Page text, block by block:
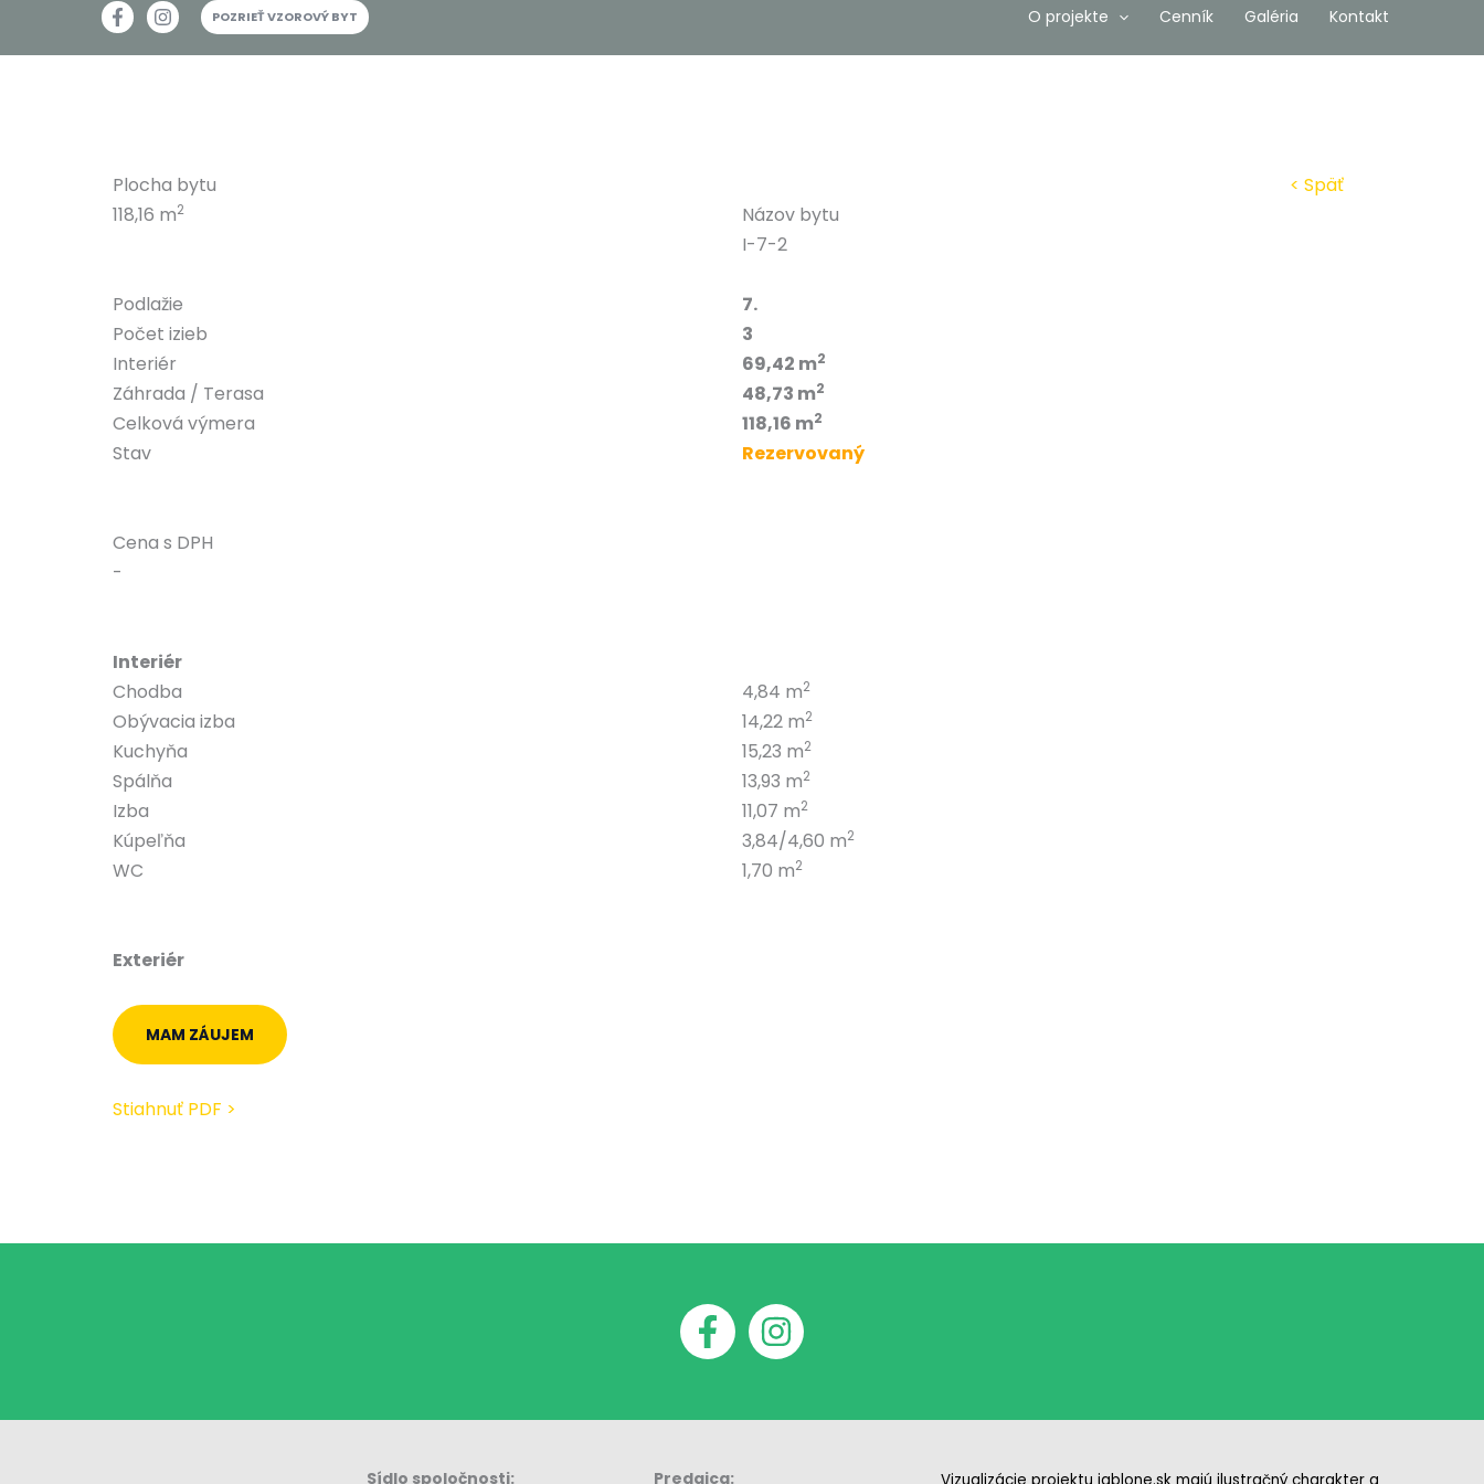
POZRIEŤ VZOROVÝ BYT O projekte Cenník Galéria Kontakt
< Späť
Plocha bytu
118,16 m2
Názov bytu
I-7-2
Podlažie
7.
Počet izieb
3
Interiér
69,42 m2
Záhrada / Terasa 48,73 m2
Celková výmera 118,16 m2
Stav Rezervovaný
Cena s DPH
-
Interiér
Chodba
4,84 m2
Obývacia izba 14,22 m2
Kuchyňa 15,23 m2
Spálňa 13,93 m2
Izba 11,07 m2
Kúpeľňa 3,84/4,60 m2
WC 1,70 m2
Exteriér
MAM ZÁUJEM
Stiahnuť PDF >
Sídlo spoločnosti: Predajca: